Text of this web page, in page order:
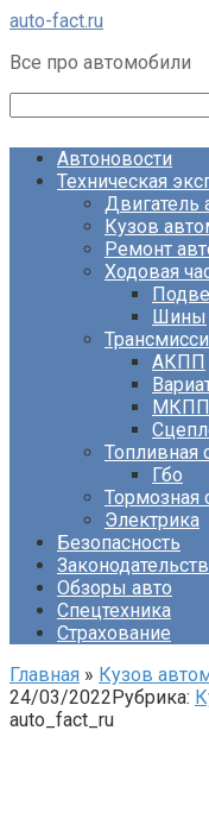
Перейти
контенту
auto-fact.ru
Все про автомобили
Автоновости
Техническая
Двигатель
Кузов
Ремонт
Ходовая
Шины
АКПП
МКПП
Топливная
Гбо
Тормозная
Электрика
Безопасность
Обзоры авто
Спецтехника
Страхование
Главная » Кузов
24/03/2022Рубрика:
auto_fact_ru